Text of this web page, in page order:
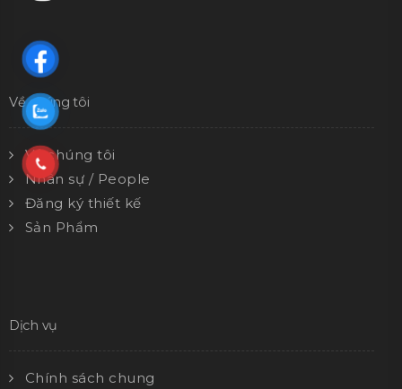
Về chúng tôi
Về chúng tôi
Nhân sự / People
Đăng ký thiết kế
Sản Phẩm
Dịch vụ
Chính sách chung